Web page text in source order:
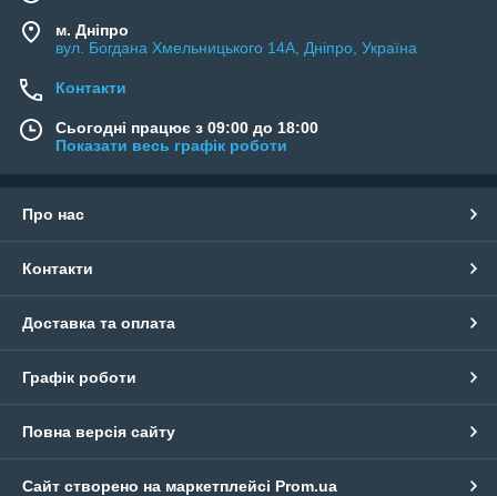
м. Дніпро
вул. Богдана Хмельницького 14А, Дніпро, Україна
Контакти
Сьогодні працює з 09:00 до 18:00
Показати весь графік роботи
Про нас
Контакти
Доставка та оплата
Графік роботи
Повна версія сайту
Сайт створено на маркетплейсі Prom.ua